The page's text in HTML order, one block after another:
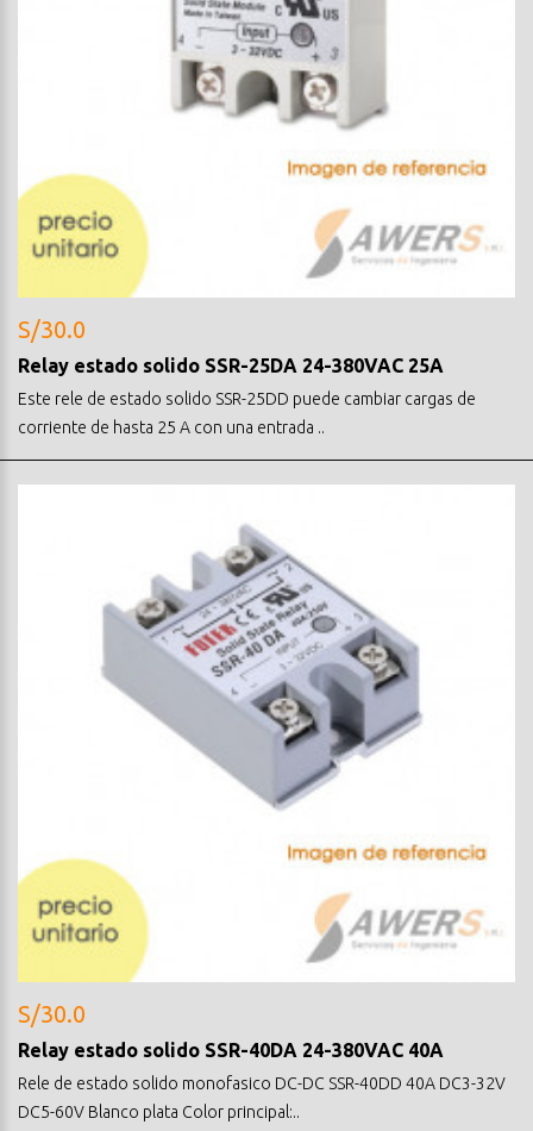
S/30.0
Relay estado solido SSR-25DA 24-380VAC 25A
Este rele de estado solido SSR-25DD puede cambiar cargas de
corriente de hasta 25 A con una entrada ..
S/30.0
Relay estado solido SSR-40DA 24-380VAC 40A
Rele de estado solido monofasico DC-DC SSR-40DD 40A DC3-32V
DC5-60V Blanco plata Color principal:..